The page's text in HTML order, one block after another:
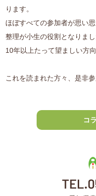
ります。
ほぼすべての参加者が思い
整理が小生の役割となりまし
10年以上たって望ましい方
これを読まれた方々、是非
コ